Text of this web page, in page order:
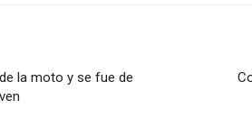
la moto y se fue de